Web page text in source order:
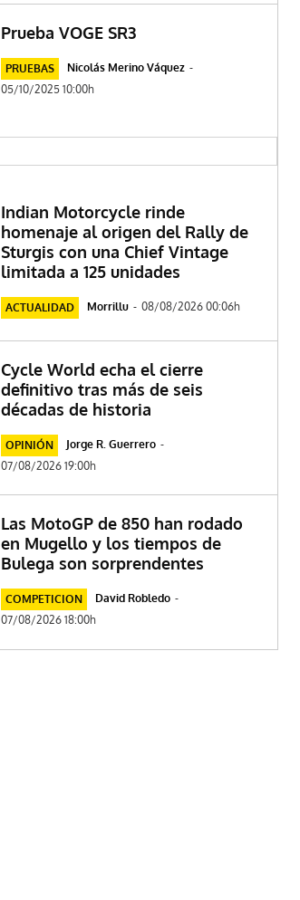
Prueba VOGE SR3
PRUEBAS Nicolás Merino Váquez -
05/10/2025 10:00h
Indian Motorcycle rinde
homenaje al origen del Rally de
Sturgis con una Chief Vintage
limitada a 125 unidades
ACTUALIDAD Morrillu - 08/08/2026 00:06h
Cycle World echa el cierre
definitivo tras más de seis
décadas de historia
OPINIÓN Jorge R. Guerrero -
07/08/2026 19:00h
Las MotoGP de 850 han rodado
en Mugello y los tiempos de
Bulega son sorprendentes
COMPETICION David Robledo -
07/08/2026 18:00h